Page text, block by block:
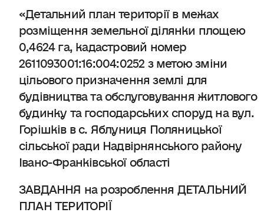
«Детальний план території в межах
розміщення земельної ділянки площею
0,4624 га, кадастровий номер
2611093001:16:004:0252 з метою зміни
цільового призначення землі для
будівництва та обслуговування житлового
будинку та господарських споруд на вул.
Горішків в с. Яблуниця Поляницької
сільської ради Надвірнянського району
Івано-Франківської області
ЗАВДАННЯ на розроблення ДЕТАЛЬНИЙ
ПЛАН ТЕРИТОРІЇ